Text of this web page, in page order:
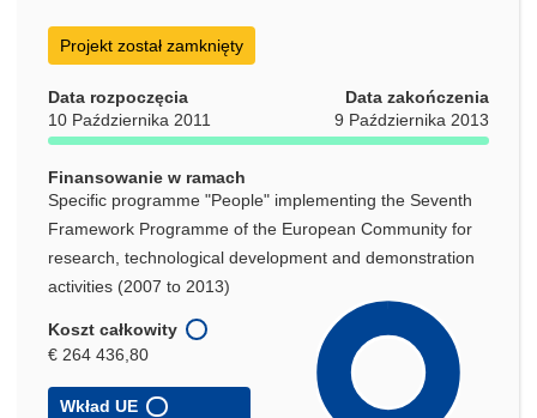
Projekt został zamknięty
Data rozpoczęcia
10 Października 2011
Data zakończenia
9 Października 2013
Finansowanie w ramach
Specific programme "People" implementing the Seventh
Framework Programme of the European Community for
research, technological development and demonstration
activities (2007 to 2013)
Koszt całkowity
€ 264 436,80
Wkład UE